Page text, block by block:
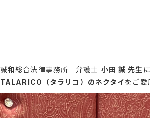
誠和総合法律事務所 弁護士 小田 誠 先生
TALARICO（タラリコ）のネクタイをご愛